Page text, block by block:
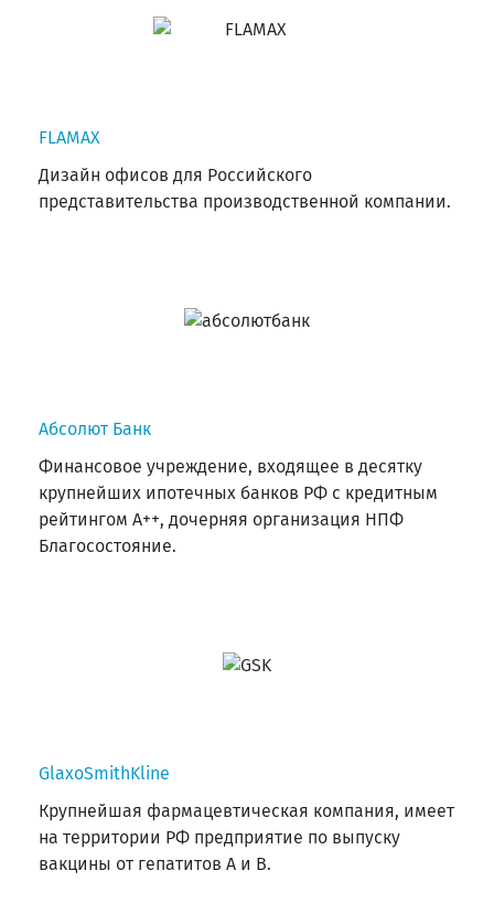
FLAMAX
Дизайн офисов для Российского
представительства производственной компании.
Абсолют Банк
Финансовое учреждение, входящее в десятку
крупнейших ипотечных банков РФ с кредитным
рейтингом А++, дочерняя организация НПФ
Благосостояние.
GlaxoSmithKline
Крупнейшая фармацевтическая компания, имеет
на территории РФ предприятие по выпуску
вакцины от гепатитов А и В.